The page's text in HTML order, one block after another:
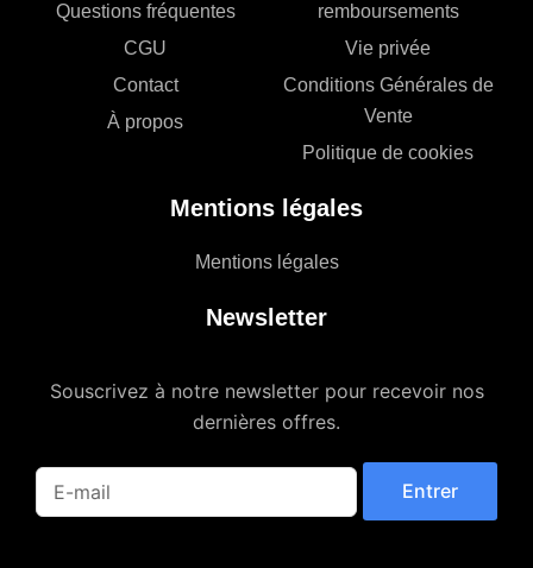
Questions fréquentes
CGU
Contact
À propos
remboursements
Vie privée
Conditions Générales de
Vente
Politique de cookies
Mentions légales
Mentions légales
Newsletter
Souscrivez à notre newsletter pour recevoir nos
dernières offres.
Entrer